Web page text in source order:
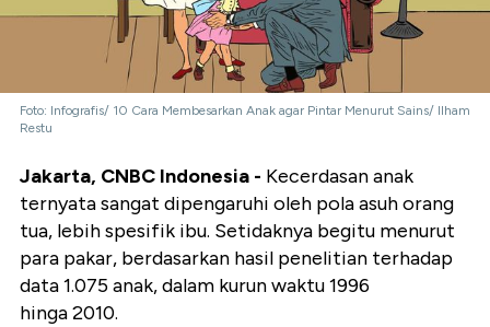
Foto: Infografis/ 10 Cara Membesarkan Anak agar Pintar Menurut Sains/ Ilham
Restu
Jakarta, CNBC Indonesia - Kecerdasan anak
ternyata sangat dipengaruhi oleh pola asuh orang
tua, lebih spesifik ibu. Setidaknya begitu menurut
para pakar, berdasarkan hasil penelitian terhadap
data 1.075 anak, dalam kurun waktu 1996
hinga 2010.